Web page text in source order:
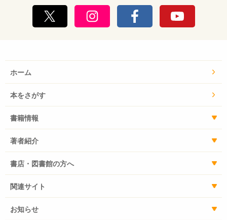
ホーム
本をさがす
書籍情報
著者紹介
書店・図書館の方へ
関連サイト
お知らせ